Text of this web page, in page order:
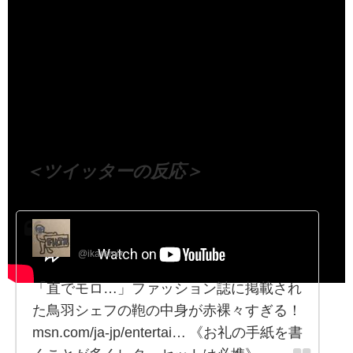
＜ツイッターの反応＞
@ikaremix
「直でモロ…」ファッション誌に掲載され
た鳥羽シェフの鞄の中身が赤裸々すぎる！
msn.com/ja-jp/entertai… 《お礼の手紙を書